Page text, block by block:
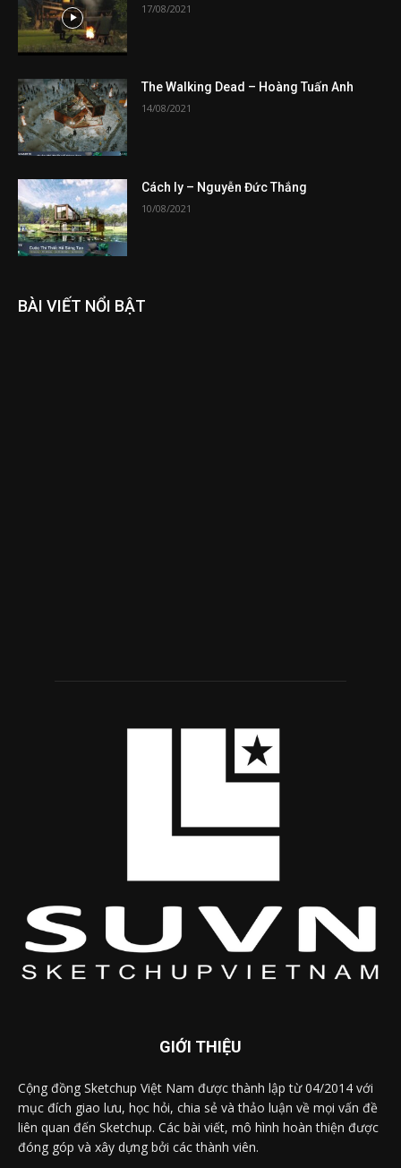
17/08/2021
The Walking Dead – Hoàng Tuấn Anh
14/08/2021
Cách ly – Nguyễn Đức Thắng
10/08/2021
BÀI VIẾT NỔI BẬT
GIỚI THIỆU
Cộng đồng Sketchup Việt Nam được thành lập từ 04/2014 với
mục đích giao lưu, học hỏi, chia sẻ và thảo luận về mọi vấn đề
liên quan đến Sketchup. Các bài viết, mô hình hoàn thiện được
đóng góp và xây dựng bởi các thành viên.